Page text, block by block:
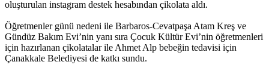
oluşturulan instagram destek hesabından çikolata aldı.
Öğretmenler günü nedeni ile Barbaros-Cevatpaşa Atam Kreş ve
Gündüz Bakım Evi’nin yanı sıra Çocuk Kültür Evi’nin öğretmenleri
için hazırlanan çikolatalar ile Ahmet Alp bebeğin tedavisi için
Çanakkale Belediyesi de katkı sundu.